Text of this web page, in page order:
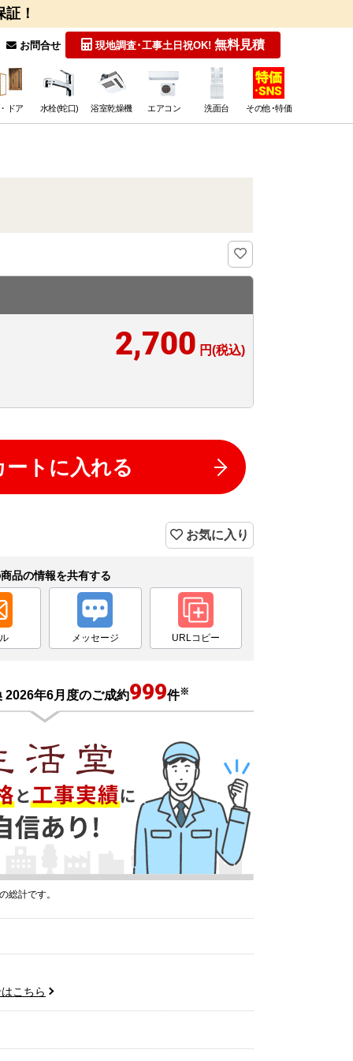
！
お問合せ 現地調査･工事土日祝OK! 無料見積
ドア 水栓(蛇口) 浴室乾燥機 エアコン 洗面台 その他･特価
2,700 円(税込)
トに入れる
お気に入り
品の情報を共有する
メッセージ URLコピー
2026年6月度のご成約999件※
総計です。
こちら